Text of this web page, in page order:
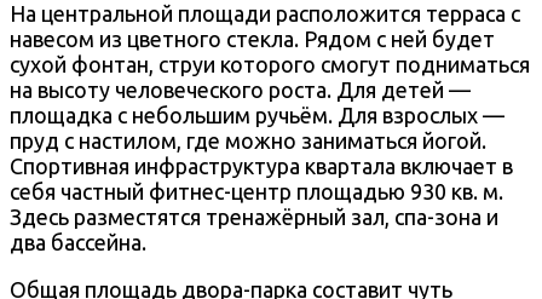
На центральной площади расположится терраса с
навесом из цветного стекла. Рядом с ней будет
сухой фонтан, струи которого смогут подниматься
на высоту человеческого роста. Для детей —
площадка с небольшим ручьём. Для взрослых —
пруд с настилом, где можно заниматься йогой.
Спортивная инфраструктура квартала включает в
себя частный фитнес-центр площадью 930 кв. м.
Здесь разместятся тренажёрный зал, спа-зона и
два бассейна.
Общая площадь двора-парка составит чуть